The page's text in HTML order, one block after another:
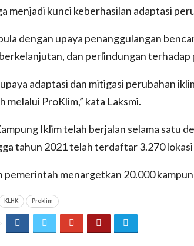
menjadi kunci keberhasilan adaptasi
dengan upaya penanggulangan
dan perlindungan terhadap
adaptasi dan mitigasi perubahan
melalui ProKlim,” kata Laksmi.
Iklim telah berjalan selama satu
tahun 2021 telah terdaftar 3.270
pemerintah menargetkan 20.000
KLHK Proklim